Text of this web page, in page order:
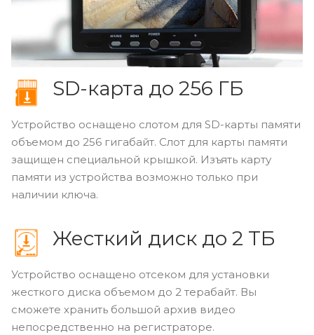
SD-карта до 256 ГБ
Устройство оснащено слотом для SD-карты памяти
объемом до 256 гигабайт. Слот для карты памяти
защищен специальной крышкой. Изъять карту
памяти из устройства возможно только при
наличии ключа.
Жесткий диск до 2 ТБ
Устройство оснащено отсеком для установки
жесткого диска объемом до 2 терабайт. Вы
сможете хранить большой архив видео
непосредственно на регистраторе.